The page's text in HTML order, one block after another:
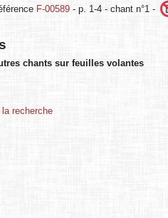
F-00589 - p. 1-4 - chant n°1 -
chants sur feuilles volantes
la recherche